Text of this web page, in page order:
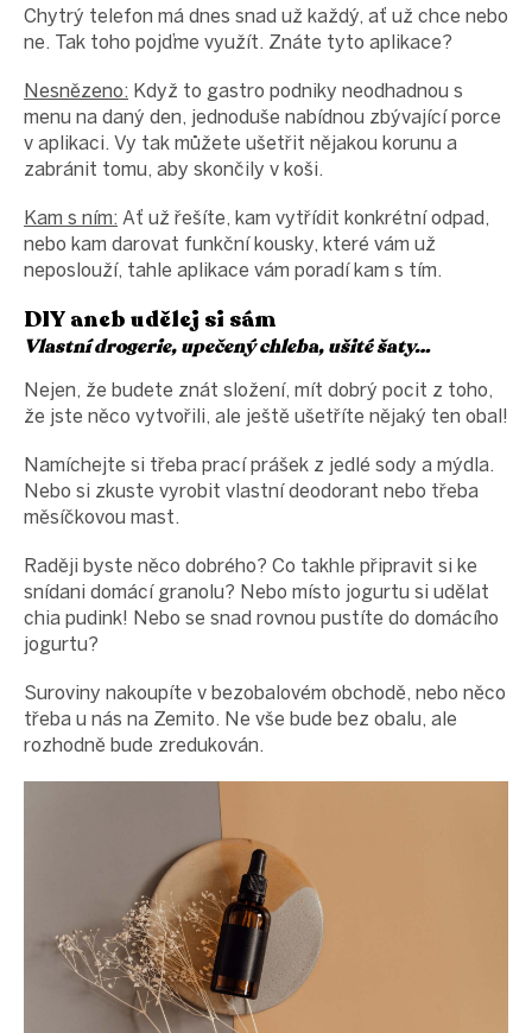
Chytrý telefon má dnes snad už každý, ať už chce nebo
ne. Tak toho pojďme využít. Znáte tyto aplikace?
Nesnězeno: Když to gastro podniky neodhadnou s
menu na daný den, jednoduše nabídnou zbývající porce
v aplikaci. Vy tak můžete ušetřit nějakou korunu a
zabránit tomu, aby skončily v koši.
Kam s ním: Ať už řešíte, kam vytřídit konkrétní odpad,
nebo kam darovat funkční kousky, které vám už
neposlouží, tahle aplikace vám poradí kam s tím.
DIY aneb udělej si sám
Vlastní drogerie, upečený chleba, ušité šaty…
Nejen, že budete znát složení, mít dobrý pocit z toho,
že jste něco vytvořili, ale ještě ušetříte nějaký ten obal!
Namíchejte si třeba prací prášek z jedlé sody a mýdla.
Nebo si zkuste vyrobit vlastní deodorant nebo třeba
měsíčkovou mast.
Raději byste něco dobrého? Co takhle připravit si ke
snídani domácí granolu? Nebo místo jogurtu si udělat
chia pudink! Nebo se snad rovnou pustíte do domácího
jogurtu?
Suroviny nakoupíte v bezobalovém obchodě, nebo něco
třeba u nás na Zemito. Ne vše bude bez obalu, ale
rozhodně bude zredukován.